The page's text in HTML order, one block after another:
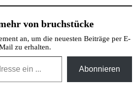
von bruchstücke
an, um die neuesten Beiträge per E-
zu erhalten.
Abonnieren